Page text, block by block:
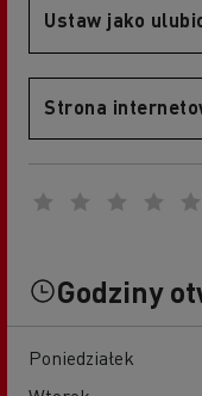
Ustaw jako
Strona
Godziny
Poniedziałek